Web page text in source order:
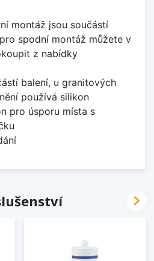
montáž jsou součástí
spodní montáž můžete v
z nabídky
balení, u granitových
používá silikon
pro úsporu místa s
